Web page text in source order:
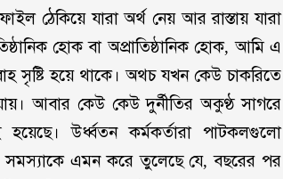
ঠেকিয়ে যারা অর্থ নেয় আর রাস্তায় যারা
হোক বা অপ্রাতিষ্ঠানিক হোক, আমি এ
সৃষ্টি হয়ে থাকে। অথচ যখন কেউ চাকরিতে
আবার কেউ কেউ দুর্নীতির অকুণ্ঠ সাগরে
হয়েছে। উর্ধ্বতন কর্মকর্তারা পাটকলগুলো
এমন করে তুলেছে যে, বছরের পর